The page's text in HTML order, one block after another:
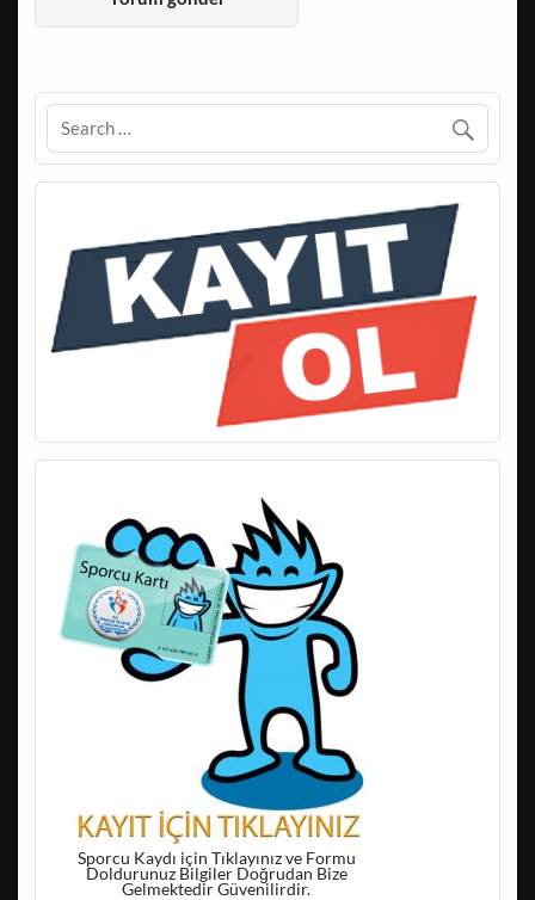
Sporcu Kaydı için Tıklayınız ve Formu
Doldurunuz Bilgiler Doğrudan Bize
Gelmektedir Güvenilirdir.